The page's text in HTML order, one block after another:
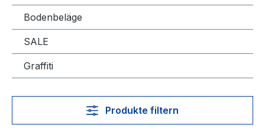
Bodenbeläge
SALE
Graffiti
Produkte filtern